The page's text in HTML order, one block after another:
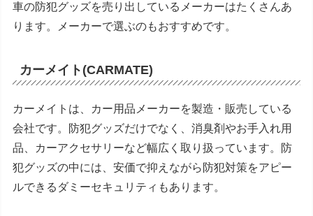
車の防犯グッズを売り出しているメーカーはたくさんあ
ります。メーカーで選ぶのもおすすめです。
カーメイト (CARMATE)
カーメイトは、カー用品メーカーを製造・販売している
会社です。防犯グッズだけでなく、消臭剤やお手入れ用
品、カーアクセサリーなど幅広く取り扱っています。防
犯グッズの中には、安価で抑えながら防犯対策をアピー
ルできるダミーセキュリティもあります。